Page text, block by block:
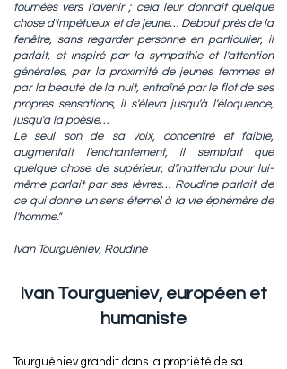
tournées vers l'avenir ; cela leur donnait quelque
chose d'impétueux et de jeune… Debout près de la
fenêtre, sans regarder personne en particulier, il
parlait, et inspiré par la sympathie et l'attention
générales, par la proximité de jeunes femmes et
par la beauté de la nuit, entraîné par le flot de ses
propres sensations, il s'éleva jusqu'à l'éloquence,
jusqu'à la poésie…
Le seul son de sa voix, concentré et faible,
augmentait l'enchantement, il semblait que
quelque chose de supérieur, d'inattendu pour lui-
même parlait par ses lèvres… Roudine parlait de
ce qui donne un sens éternel à la vie éphémère de
l'homme."
Ivan Tourguéniev, Roudine
Ivan Tourgueniev, européen et
humaniste
Tourguéniev grandit dans la propriété de sa